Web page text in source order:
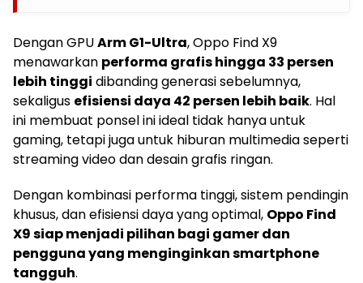
Dengan GPUArm G1-Ultra, Oppo Find X9
menawarkan performa grafis hingga 33 persen
lebih tinggi dibanding generasi sebelumnya,
sekaligus efisiensi daya 42 persen lebih baik. Hal
ini membuat ponsel ini ideal tidak hanya untuk
gaming, tetapi juga untuk hiburan multimedia seperti
streaming video dan desain grafis ringan.
Dengan kombinasi performa tinggi, sistem pendingin
khusus, dan efisiensi daya yang optimal, Oppo Find
X9 siap menjadi pilihan bagi gamer dan
pengguna yang menginginkan smartphone
tangguh.